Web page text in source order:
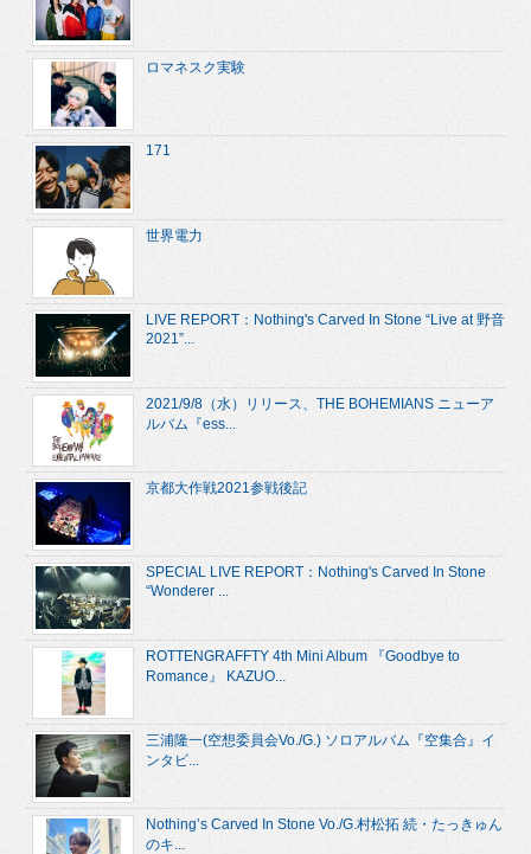
ロマネスク実験
171
世界電力
LIVE REPORT：Nothing's Carved In Stone “Live at 野音
2021”...
2021/9/8（水）リリース、THE BOHEMIANS ニューア
ルバム『ess...
京都大作戦2021参戦後記
SPECIAL LIVE REPORT：Nothing's Carved In Stone
“Wonderer ...
ROTTENGRAFFTY 4th Mini Album 『Goodbye to
Romance』 KAZUO...
三浦隆一(空想委員会Vo./G.) ソロアルバム『空集合』イ
ンタビ...
Nothing’s Carved In Stone Vo./G.村松拓 続・たっきゅん
のキ...